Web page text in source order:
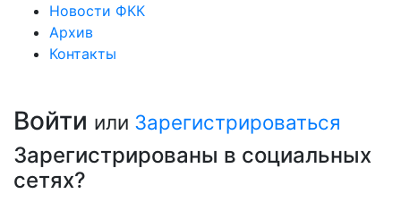
Новости ФКК
Архив
Контакты
Войти или Зарегистрироваться
Зарегистрированы в социальных
сетях?